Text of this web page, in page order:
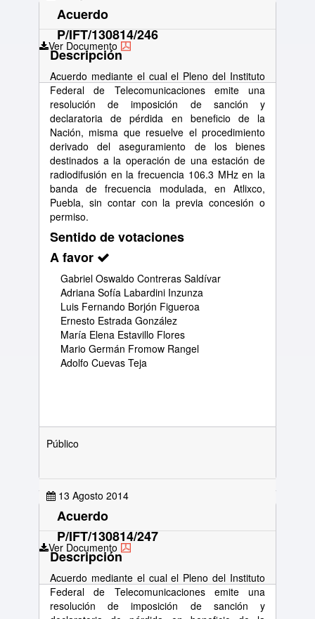
Ver Documento
Acuerdo
P/IFT/130814/246
Descripción
Acuerdo mediante el cual el Pleno del Instituto
Federal de Telecomunicaciones emite una
resolución de imposición de sanción y
declaratoria de pérdida en beneficio de la
Nación, misma que resuelve el procedimiento
derivado del aseguramiento de los bienes
destinados a la operación de una estación de
radiodifusión en la frecuencia 106.3 MHz en la
banda de frecuencia modulada, en Atlixco,
Puebla, sin contar con la previa concesión o
permiso.
Sentido de votaciones
A favor
Gabriel Oswaldo Contreras Saldívar
Adriana Sofía Labardini Inzunza
Luis Fernando Borjón Figueroa
Ernesto Estrada González
María Elena Estavillo Flores
Mario Germán Fromow Rangel
Adolfo Cuevas Teja
Público
13 Agosto 2014
Ver Documento
Acuerdo
P/IFT/130814/247
Descripción
Acuerdo mediante el cual el Pleno del Instituto
Federal de Telecomunicaciones emite una
resolución de imposición de sanción y